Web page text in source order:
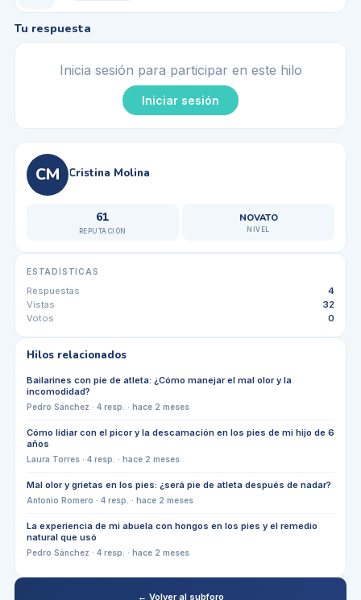
Tu respuesta
Inicia sesión para participar en este hilo
Iniciar sesión
CM Cristina Molina
61
REPUTACIÓN
NOVATO
NIVEL
ESTADÍSTICAS
Respuestas
4
Vistas
32
Votos
0
Hilos relacionados
Bailarines con pie de atleta: ¿Cómo manejar el mal olor y la
incomodidad?
Pedro Sánchez · 4resp. · hace 2 meses
Cómo lidiar con el picor y la descamación en los pies de mi hijo de 6
años
Laura Torres· 4resp. · hace 2 meses
Mal olor y grietas en los pies: ¿será pie de atleta después de nadar?
Antonio Romero · 4resp. · hace 2 meses
La experiencia de mi abuela con hongos en los pies y el remedio
natural que usó
Pedro Sánchez · 4resp. · hace 2 meses
← Volver al subforo